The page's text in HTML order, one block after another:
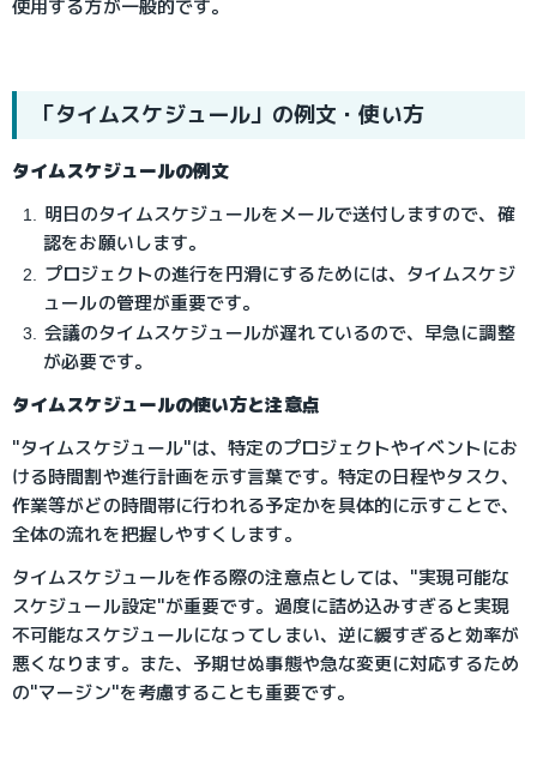
使用する方が一般的です。
「タイムスケジュール」の例文・使い方
タイムスケジュールの例文
明日のタイムスケジュールをメールで送付しますので、確
認をお願いします。
プロジェクトの進行を円滑にするためには、タイムスケジ
ュールの管理が重要です。
会議のタイムスケジュールが遅れているので、早急に調整
が必要です。
タイムスケジュールの使い方と注意点
"タイムスケジュール"は、特定のプロジェクトやイベントにお
ける時間割や進行計画を示す言葉です。特定の日程やタスク、
作業等がどの時間帯に行われる予定かを具体的に示すことで、
全体の流れを把握しやすくします。
タイムスケジュールを作る際の注意点としては、"実現可能な
スケジュール設定"が重要です。過度に詰め込みすぎると実現
不可能なスケジュールになってしまい、逆に緩すぎると効率が
悪くなります。また、予期せぬ事態や急な変更に対応するため
の"マージン"を考慮することも重要です。